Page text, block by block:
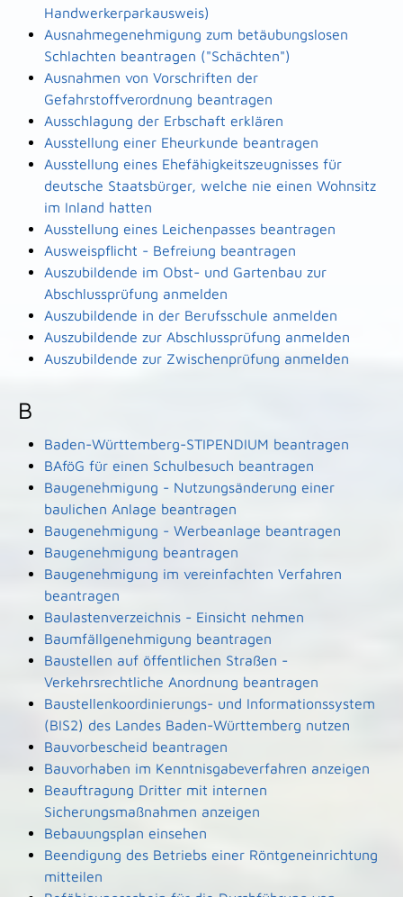
Handwerkerparkausweis)
Ausnahmegenehmigung zum betäubungslosen
Schlachten beantragen ("Schächten")
Ausnahmen von Vorschriften der
Gefahrstoffverordnung beantragen
Ausschlagung der Erbschaft erklären
Ausstellung einer Eheurkunde beantragen
Ausstellung eines Ehefähigkeitszeugnisses für
deutsche Staatsbürger, welche nie einen Wohnsitz
im Inland hatten
Ausstellung eines Leichenpasses beantragen
Ausweispflicht - Befreiung beantragen
Auszubildende im Obst- und Gartenbau zur
Abschlussprüfung anmelden
Auszubildende in der Berufsschule anmelden
Auszubildende zur Abschlussprüfung anmelden
Auszubildende zur Zwischenprüfung anmelden
B
Baden-Württemberg-STIPENDIUM beantragen
BAföG für einen Schulbesuch beantragen
Baugenehmigung - Nutzungsänderung einer
baulichen Anlage beantragen
Baugenehmigung - Werbeanlage beantragen
Baugenehmigung beantragen
Baugenehmigung im vereinfachten Verfahren
beantragen
Baulastenverzeichnis - Einsicht nehmen
Baumfällgenehmigung beantragen
Baustellen auf öffentlichen Straßen -
Verkehrsrechtliche Anordnung beantragen
Baustellenkoordinierungs- und Informationssystem
(BIS2) des Landes Baden-Württemberg nutzen
Bauvorbescheid beantragen
Bauvorhaben im Kenntnisgabeverfahren anzeigen
Beauftragung Dritter mit internen
Sicherungsmaßnahmen anzeigen
Bebauungsplan einsehen
Beendigung des Betriebs einer Röntgeneinrichtung
mitteilen